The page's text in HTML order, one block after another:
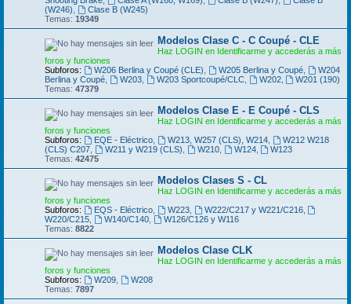
(W246)
Clase B (W245)
Temas: 19349
Modelos Clase C - C Coupé - CLE
Haz LOGIN en Identificarme y accederás a más
foros y funciones
Subforos:
W206 Berlina y Coupé (CLE) W205 Berlina y Coupé,
W204
Berlina y Coupé
W203, W203 Sportcoupé/CLC, W202,
W201 (190)
Temas: 47379
Modelos Clase E - E Coupé - CLS
Haz LOGIN en Identificarme y accederás a más
foros y funciones
Subforos:
EQE - Eléctrico, W213, W257 (CLS), W214,
W212 W218
(CLS) C207
W211 y W219 (CLS) W210, W124,
W123
Temas: 42475
Modelos Clases S - CL
Haz LOGIN en Identificarme y accederás a más
foros y funciones
Subforos:
EQS - Eléctrico, W223, W222/C217 y W221/C216,
W220/C215
W140/C140,
W126/C126 y W116
Temas: 8822
Modelos Clase CLK
Haz LOGIN en Identificarme y accederás a más
foros y funciones
Subforos:
W209,
W208
Temas: 7897